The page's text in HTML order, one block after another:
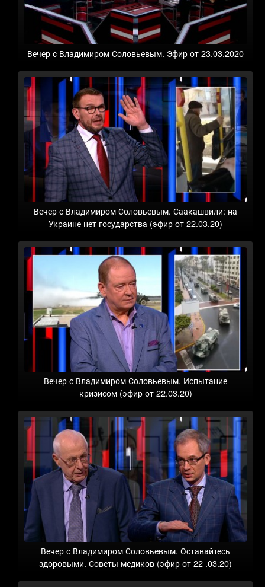
Вечер с Владимиром Соловьевым. Эфир от 23.03.2020
Вечер с Владимиром Соловьевым. Саакашвили: на
Украине нет государства (эфир от 22.03.20)
Вечер с Владимиром Соловьевым. Испытание
кризисом (эфир от 22.03.20)
Вечер с Владимиром Соловьевым. Оставайтесь
здоровыми. Советы медиков (эфир от 22 .03.20)